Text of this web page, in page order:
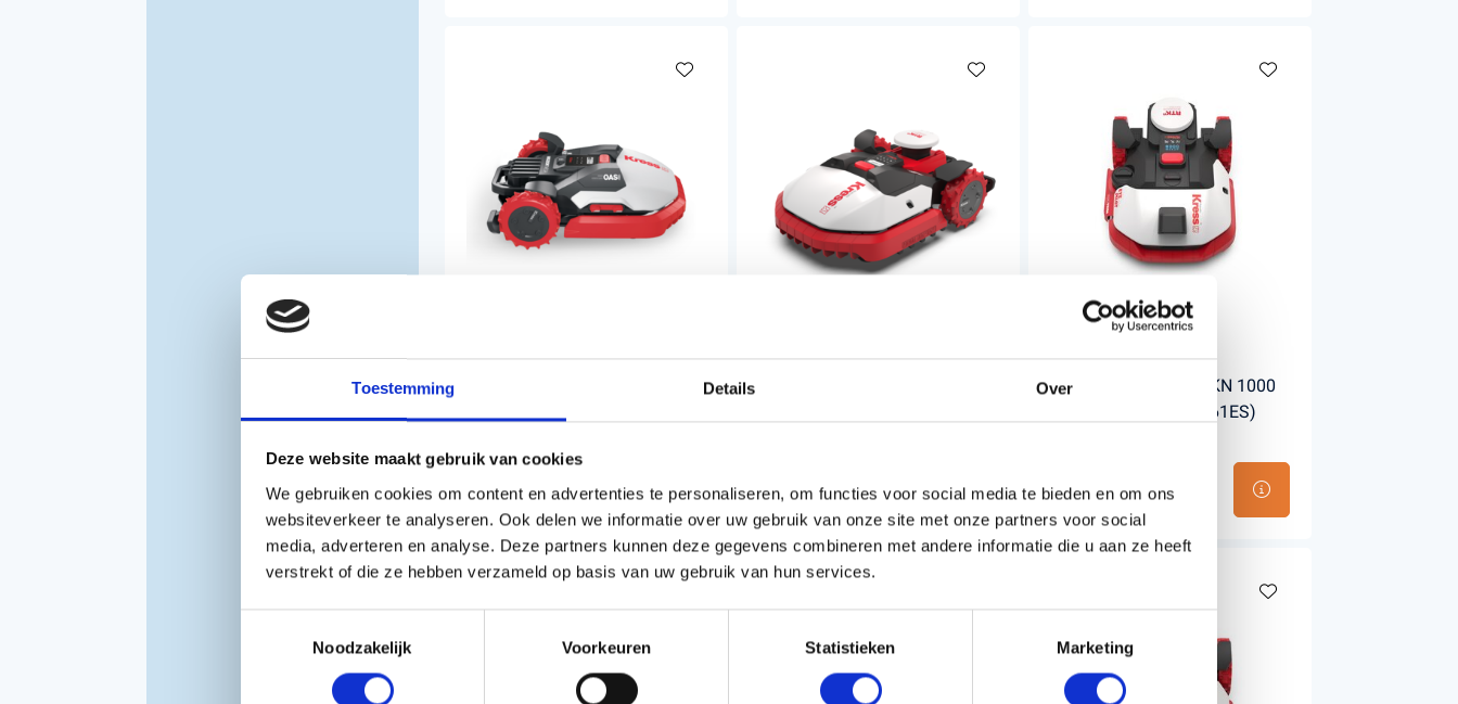
Toestemming Details Over
Deze website maakt gebruik van cookies
We gebruiken cookies om content en advertenties te personaliseren, om functies voor social media te bieden en om ons
websiteverkeer te analyseren. Ook delen we informatie over uw gebruik van onze site met onze partners voor social
media, adverteren en analyse. Deze partners kunnen deze gegevens combineren met andere informatie die u aan ze heeft
verstrekt of die ze hebben verzameld op basis van uw gebruik van hun services.
Noodzakelijk
Voorkeuren Statistieken Marketing
€3.899,00
Incl. BTW
€13.999,00
Incl. BTW
KRESS EYEPILOT RTKN 1000
ROBOTMAAIER (KR261ES)
€2.199,01